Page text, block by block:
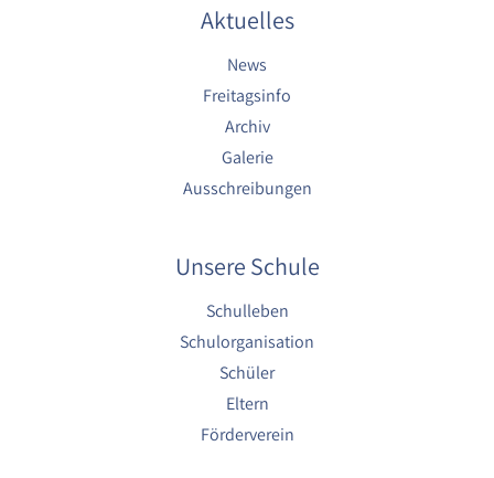
Aktuelles
News
Freitagsinfo
Archiv
Galerie
Ausschreibungen
Unsere Schule
Schulleben
Schulorganisation
Schüler
Eltern
Förderverein